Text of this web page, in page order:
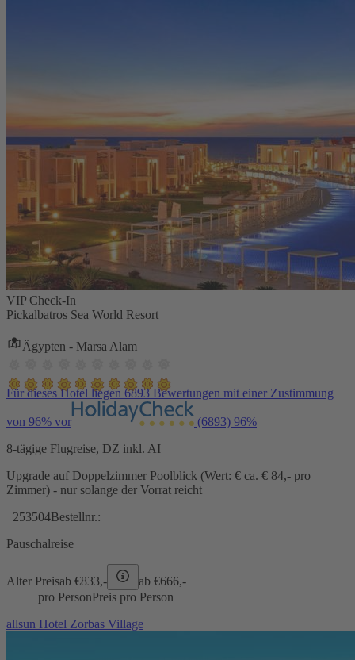
VIP Check-In
Pickalbatros Sea World Resort
Ägypten - Marsa Alam
Für dieses Hotel liegen 6893 Bewertungen mit einer Zustimmung
von 96% vor (6893) 96%
8-tägige Flugreise, DZ inkl. AI
Upgrade auf Doppelzimmer Poolblick (Wert: € ca. € 84,- pro
Zimmer) - nur solange der Vorrat reicht
253504Bestellnr.:
Pauschalreise
Alter Preisab €833,- ab €666,-
pro PersonPreis pro Person
allsun Hotel Zorbas Village